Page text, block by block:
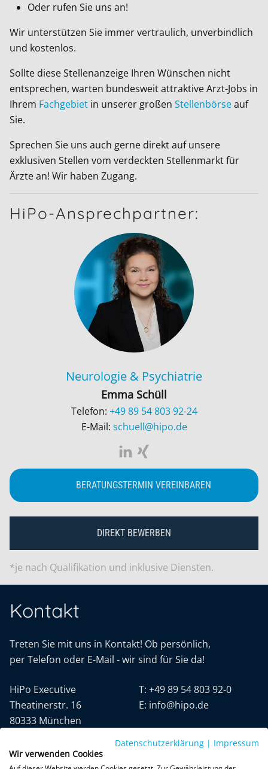
Oder rufen Sie uns an!
Wir unterstützen Sie immer vertraulich, unverbindlich
und kostenlos.
Sollte diese Stellenanzeige Ihren Wünschen nicht
entsprechen, warten bundesweit attraktive Arzt-Jobs in
Ihrem Fachgebiet in unserer großen Stellenbörseauf
Sie.
Sprechen Sie uns auch gerne direkt auf unsere
exklusiven Stellen vom verdeckten Stellenmarkt für
Ärzte an! Wir haben Zugang.
HiPo-Ansprechpartner:
Neurologie & Psychiatrie
Emma Schüll
Telefon: +49 89 54 803 92-24
E-Mail: schuell@hipo.de
BERATUNGSTERMIN VEREINBAREN
DIREKT BEWERBEN
*je nach Qualifikation und inklusive Diensten.
Kontakt
Treten Sie mit uns in Kontakt! Ob persönlich,
per Telefon oder E-Mail - wir sind für Sie da!
HiPo Executive
Theatinerstr. 16
80333 München
T: +49 89 54 803 92-0
E: info@hipo.de
Datenschutzerklärung | Impressum
Wir verwenden Cookies